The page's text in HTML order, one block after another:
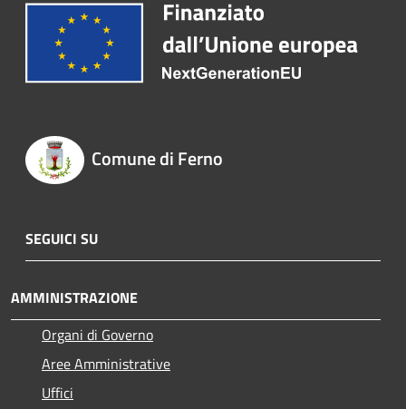
Comune di Ferno
SEGUICI SU
AMMINISTRAZIONE
Organi di Governo
Aree Amministrative
Uffici